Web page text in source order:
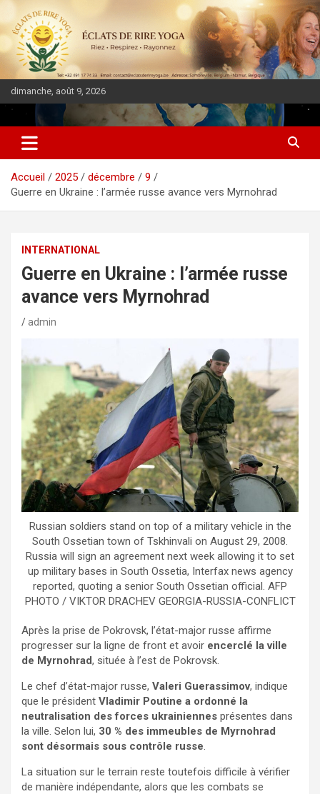
dimanche, août 9, 2026
DIASPORA PULSE
Accueil 2025 décembre
9
Guerre en Ukraine : l’armée russe avance vers Myrnohrad
INTERNATIONAL
Guerre en Ukraine : l’armée russe
avance vers Myrnohrad
admin
Russian soldiers stand on top of a military vehicle in the
South Ossetian town of Tskhinvali on August 29, 2008.
Russia will sign an agreement next week allowing it to set
up military bases in South Ossetia, Interfax news agency
reported, quoting a senior South Ossetian official. AFP
PHOTO / VIKTOR DRACHEV GEORGIA-RUSSIA-CONFLICT
Après la prise de Pokrovsk, l’état-major russe affirme
progresser sur la ligne de front et avoir encerclé la ville
de Myrnohrad, située à l’est de Pokrovsk.
Le chef d’état-major russe, Valeri Guerassimov, indique
que le président Vladimir Poutine a ordonné la
neutralisation des forces ukrainiennes présentes dans
la ville. Selon lui, 30 % des immeubles de Myrnohrad
sont désormais sous contrôle russe.
La situation sur le terrain reste toutefois difficile à vérifier
de manière indépendante, alors que les combats se